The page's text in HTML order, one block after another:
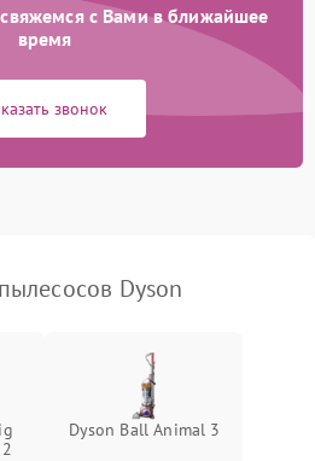
2400 ₽ Подробнее →
с Вами в ближайшее
время
звонок
Dyson
Dyson Ball Animal 3